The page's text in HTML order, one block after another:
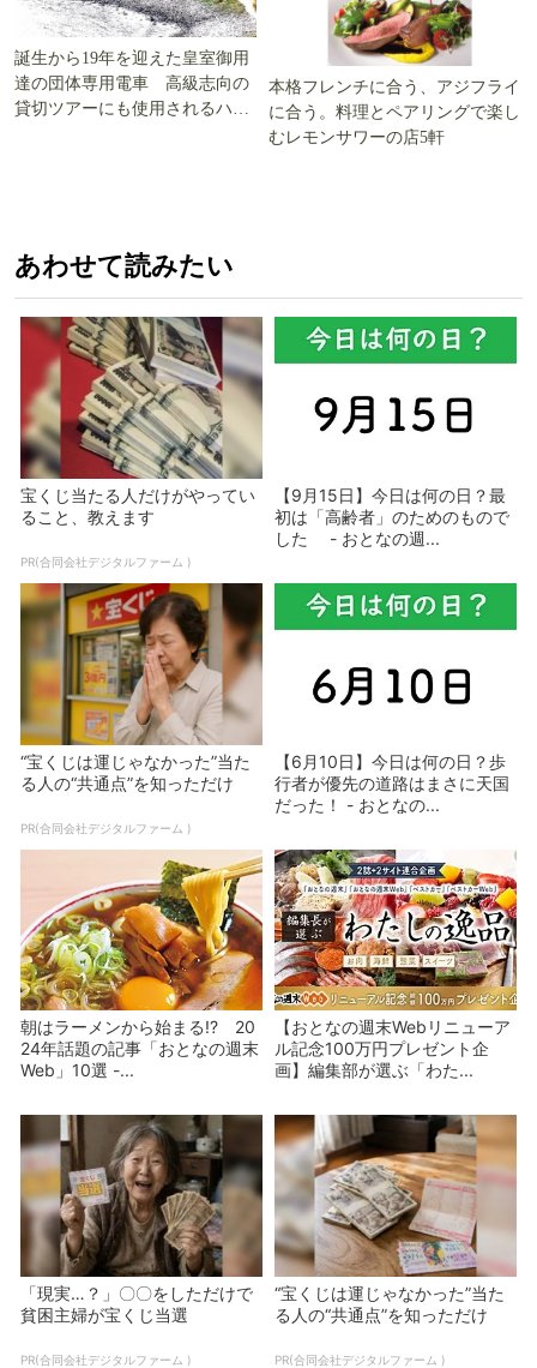
誕生から19年を迎えた皇室御用
達の団体専用電車 高級志向の
貸切ツアーにも使用されるハイ
本格フレンチに合う、アジフライ
に合う。料理とペアリングで楽し
むレモンサワーの店5軒
あわせて読みたい
宝くじ当たる人だけがやってい
ること、教えます
PR(合同会社デジタルファーム )
【9月15日】今日は何の日？最
初は「高齢者」のためのもので
した - おとなの週...
“宝くじは運じゃなかった”当た
る人の“共通点”を知っただけ
PR(合同会社デジタルファーム )
【6月10日】今日は何の日？歩
行者が優先の道路はまさに天国
だった！ - おとなの...
朝はラーメンから始まる!? 20
24年話題の記事「おとなの週末
Web」10選 -...
【おとなの週末Webリニューア
ル記念100万円プレゼント企
画】編集部が選ぶ「わた...
「現実…？」〇〇をしただけで
貧困主婦が宝くじ当選
PR(合同会社デジタルファーム )
“宝くじは運じゃなかった”当た
る人の“共通点”を知っただけ
PR(合同会社デジタルファーム )